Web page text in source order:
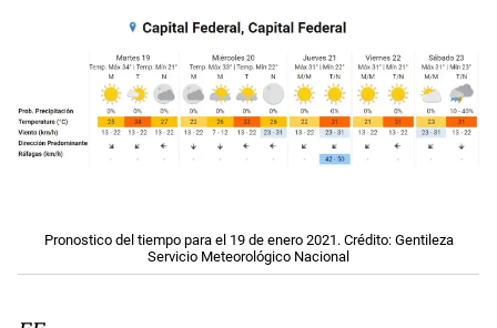
Pronostico del tiempo para el 19 de enero 2021. Crédito: Gentileza
Servicio Meteorológico Nacional